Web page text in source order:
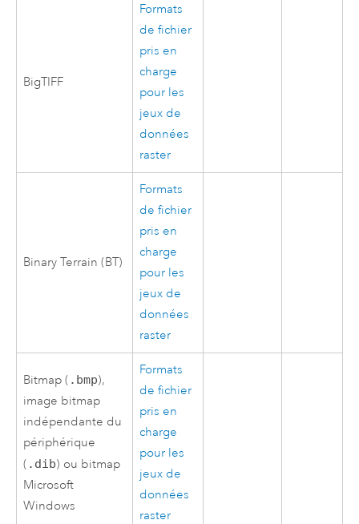
BigTIFF
Formats
de fichier
pris en
charge
pour les
jeux de
données
raster
Binary Terrain (BT)
Formats
de fichier
pris en
charge
pour les
jeux de
données
raster
Bitmap ( .bmp),
image bitmap
indépendante du
périphérique
( .dib) ou bitmap
Microsoft
Windows
Formats
de fichier
pris en
charge
pour les
jeux de
données
raster